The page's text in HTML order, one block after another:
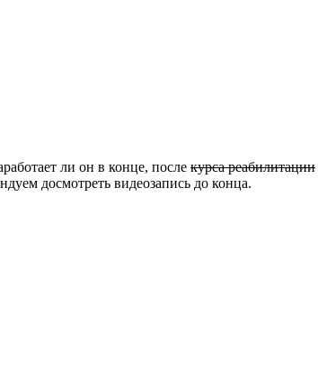
ли он в конце, после курса реабилитации
досмотреть видеозапись до конца.